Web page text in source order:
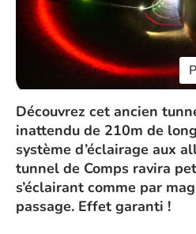
Découvrez cet ancien
inattendu de 210m de
système d’éclairage aux
tunnel de Comps ravira
s’éclairant comme par
passage. Effet garanti !